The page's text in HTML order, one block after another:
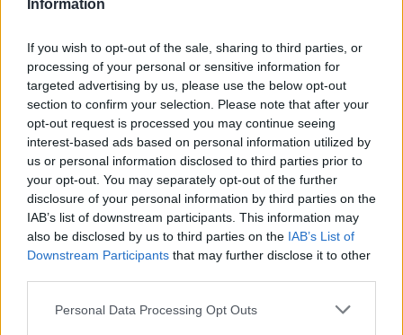
Information
If you wish to opt-out of the sale, sharing to third parties, or
processing of your personal or sensitive information for
targeted advertising by us, please use the below opt-out
section to confirm your selection. Please note that after your
opt-out request is processed you may continue seeing
interest-based ads based on personal information utilized by
us or personal information disclosed to third parties prior to
your opt-out. You may separately opt-out of the further
disclosure of your personal information by third parties on the
IAB’s list of downstream participants. This information may
also be disclosed by us to third parties on the IAB’s List of
Downstream Participants that may further disclose it to other
Please note that this website/app uses one or more Google
Personal Data Processing Opt Outs
Kövess minket, és értesülj a friss hírekről a
Facebookon is!
Követem
A KONYHAFŐNÖK VIDEÓ # RÁCZ JENŐ
#ELŐZETESEK #FÖRDŐS ZÉ #PIROS CSAPAT